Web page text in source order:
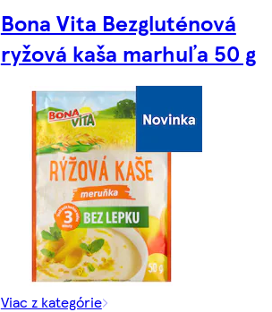
Bona Vita Bezgluténová
ryžová kaša marhuľa 50 g
Viac z kategórie